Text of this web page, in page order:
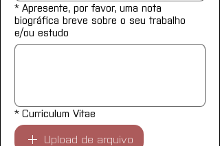
* Apresente, por favor, uma nota
biográfica breve sobre o seu trabalho
e/ou estudo
* Curriculum Vitae
Upload de arquivo